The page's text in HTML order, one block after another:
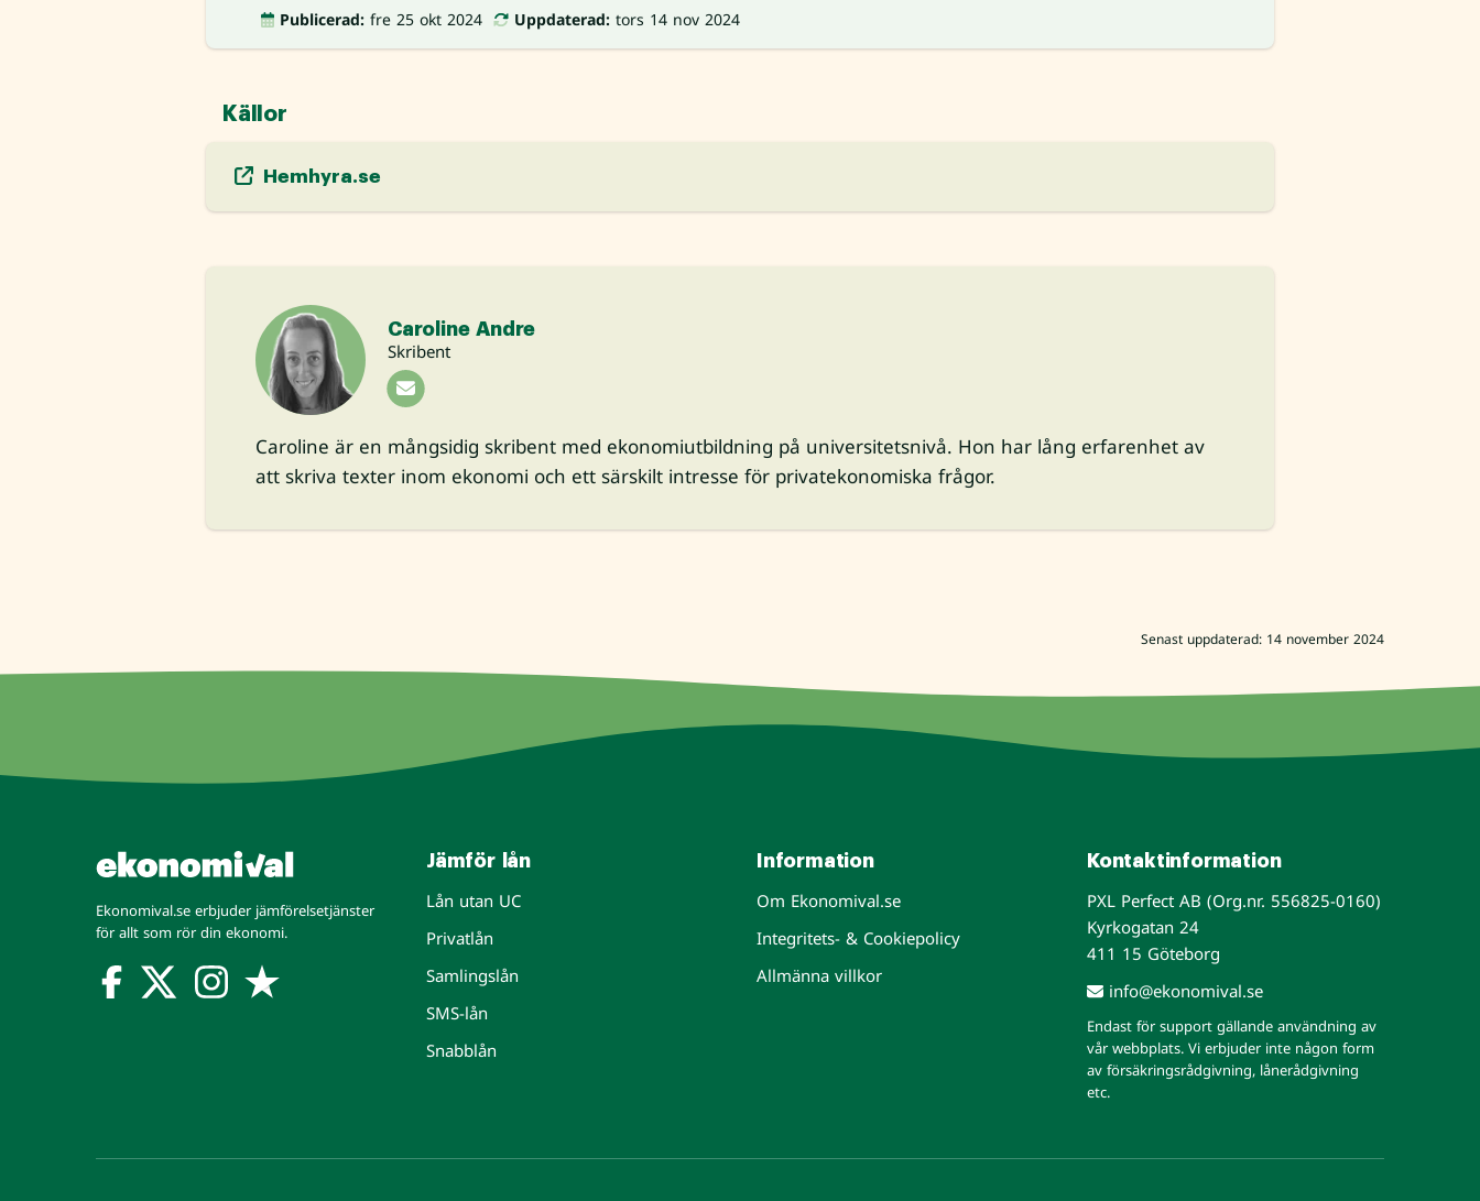
Publicerad: fre 25 okt 2024 Uppdaterad: tors 14 nov 2024
Källor
Hemhyra.se
Caroline Andre
Skribent
Caroline är en mångsidig skribent med ekonomiutbildning på universitetsnivå. Hon har lång erfarenhet av
att skriva texter inom ekonomi och ett särskilt intresse för privatekonomiska frågor.
Senast uppdaterad: 14 november 2024
Ekonomival.se erbjuder jämförelsetjänster
för allt som rör din ekonomi.
Jämför lån
Lån utan UC
Privatlån
Samlingslån
SMS-lån
Snabblån
Information
Om Ekonomival.se
Integritets- & Cookiepolicy
Allmänna villkor
Kontaktinformation
PXL Perfect AB (Org.nr. 556825-0160)
Kyrkogatan 24
411 15 Göteborg
info@ekonomival.se
Endast för support gällande användning av
vår webbplats. Vi erbjuder inte någon form
av försäkringsrådgivning, lånerådgivning
etc.